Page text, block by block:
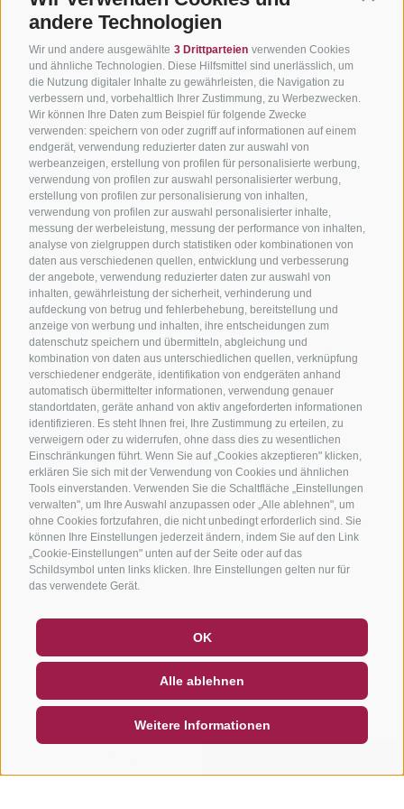
andere Technologien
Wir und andere ausgewählte 3 Drittparteien verwenden Cookies
und ähnliche Technologien. Diese Hilfsmittel sind unerlässlich, um
die Nutzung digitaler Inhalte zu gewährleisten, die Navigation zu
verbessern und, vorbehaltlich Ihrer Zustimmung, zu Werbezwecken.
Wir können Ihre Daten zum Beispiel für folgende Zwecke
verwenden: speichern von oder zugriff auf informationen auf einem
endgerät, verwendung reduzierter daten zur auswahl von
werbeanzeigen, erstellung von profilen für personalisierte werbung,
verwendung von profilen zur auswahl personalisierter werbung,
erstellung von profilen zur personalisierung von inhalten,
verwendung von profilen zur auswahl personalisierter inhalte,
messung der werbeleistung, messung der performance von inhalten,
analyse von zielgruppen durch statistiken oder kombinationen von
daten aus verschiedenen quellen, entwicklung und verbesserung
der angebote, verwendung reduzierter daten zur auswahl von
inhalten, gewährleistung der sicherheit, verhinderung und
aufdeckung von betrug und fehlerbehebung, bereitstellung und
anzeige von werbung und inhalten, ihre entscheidungen zum
datenschutz speichern und übermitteln, abgleichung und
kombination von daten aus unterschiedlichen quellen, verknüpfung
verschiedener endgeräte, identifikation von endgeräten anhand
automatisch übermittelter informationen, verwendung genauer
standortdaten, geräte anhand von aktiv angeforderten informationen
identifizieren. Es steht Ihnen frei, Ihre Zustimmung zu erteilen, zu
verweigern oder zu widerrufen, ohne dass dies zu wesentlichen
Einschränkungen führt. Wenn Sie auf „Cookies akzeptieren" klicken,
erklären Sie sich mit der Verwendung von Cookies und ähnlichen
Tools einverstanden. Verwenden Sie die Schaltfläche „Einstellungen
verwalten", um Ihre Auswahl anzupassen oder „Alle ablehnen", um
ohne Cookies fortzufahren, die nicht unbedingt erforderlich sind. Sie
können Ihre Einstellungen jederzeit ändern, indem Sie auf den Link
„Cookie-Einstellungen" unten auf der Seite oder auf das
Schildsymbol unten links klicken. Ihre Einstellungen gelten nur für
das verwendete Gerät.
OK
Alle ablehnen
Weitere Informationen
NEWSLETTER
SOCIAL WALL WETTER